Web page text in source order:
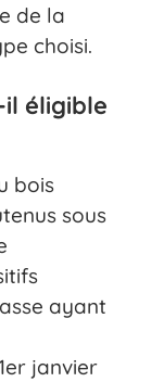
de la
choisi.
éligible
bois
sous
ayant
janvier